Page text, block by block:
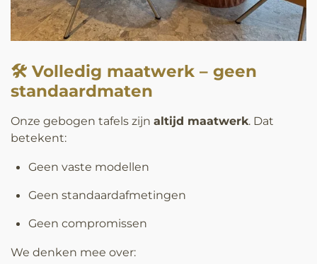
🛠️ Volledig maatwerk – geen
standaardmaten
Onze gebogen tafels zijn altijd maatwerk. Dat
betekent:
Geen vaste modellen
Geen standaardafmetingen
Geen compromissen
We denken mee over: